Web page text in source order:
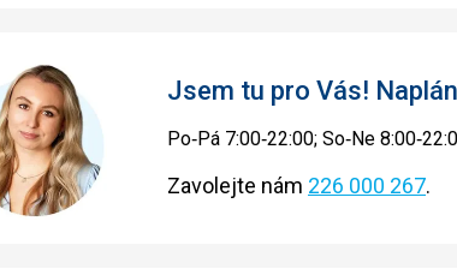
Jsem tu pro Vás!
Po‑Pá 7:00‑22:00; So‑Ne
Zavolejte nám 226 000 267.